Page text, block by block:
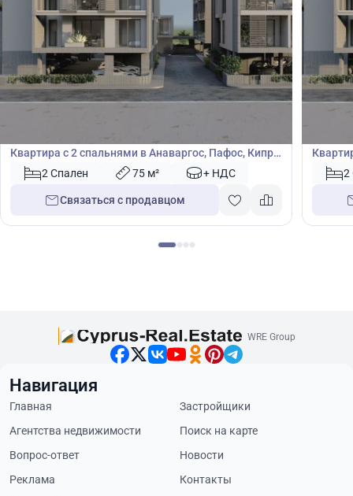
€345 000
Квартира с 2 спальнями в Анаваргос, Пафос, Кипр
№ 409432 Спален 75 м² + НДС
Связаться с продавцом
€345
№
2
WRE Group
Навигация
Главная
Застройщики
Агентства недвижимости
Поиск на карте
Вопрос-ответ
Новости
Реклама
Контакты